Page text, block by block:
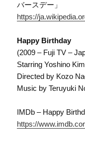
バースデー」
https://
Happy Birthday
(2009 – Fuji TV –
Starring Yoshino
Directed by Kozo
Music by Teruyuki
IMDb – Happy
https://